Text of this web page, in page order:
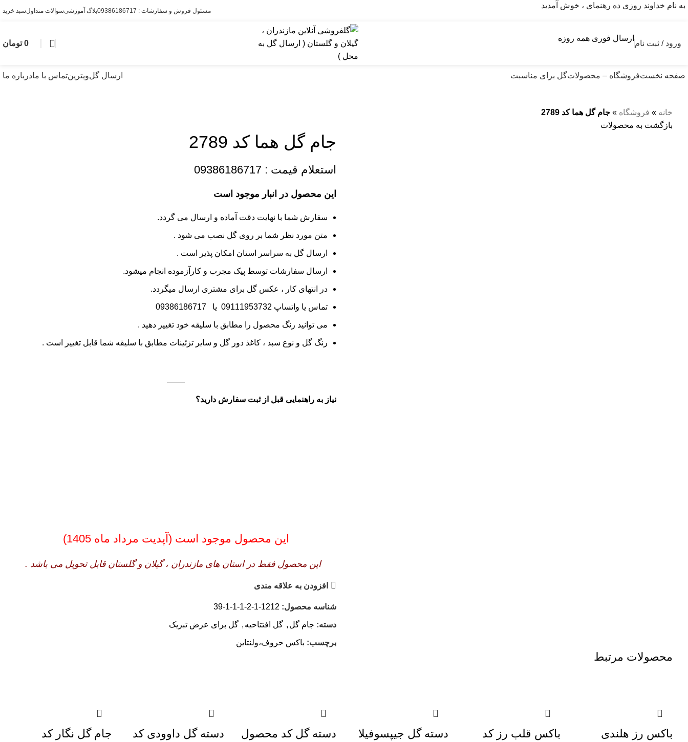
به نام خداوند روزی ده رهنمای ، خوش آمدید
مسئول فروش و سفارشات : 09386186717 بلاگ آموزشیسوالات متداولسبد خرید
ورود / ثبت نام
ارسال فوری همه روزه
0 تومان
صفحه نخستفروشگاه – محصولاتگل برای مناسبت ارسال گلویترینتماس با مادرباره ما
خانه » فروشگاه » جام گل هما کد 2789
بازگشت به محصولات
جام گل هما کد 2789
استعلام قیمت : 09386186717
این محصول در انبار موجود است
سفارش شما با نهایت دقت آماده و ارسال می گردد.
متن مورد نظر شما بر روی گل نصب می شود .
ارسال گل به سراسر استان امکان پذیر است .
ارسال سفارشات توسط پیک مجرب و کارآزموده انجام میشود.
در انتهای کار ، عکس گل برای مشتری ارسال میگردد.
تماس یا واتساپ 09111953732 یا 09386186717
می توانید رنگ محصول را مطابق با سلیقه خود تغییر دهید .
رنگ گل و نوع سبد ، کاغذ دور گل و سایر تزئینات مطابق با سلیقه شما قابل تغییر است .
نیاز به راهنمایی قبل از ثبت سفارش دارید؟
این محصول موجود است (آپدیت مرداد ماه 1405)
این محصول فقط در استان های مازندران ، گیلان و گلستان قابل تحویل می باشد .
افزودن به علاقه مندی
شناسه محصول: 1212-1-2-1-1-1-39
دسته: جام گل , گل افتتاحیه , گل برای عرض تبریک
برچسب: باکس حروف،ولنتاین
محصولات مرتبط
باکس رز هلندی
باکس قلب رز کد
دسته گل جیپسوفیلا
دسته گل کد محصول
دسته گل داوودی کد
جام گل نگار کد